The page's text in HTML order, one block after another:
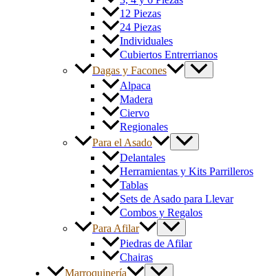
12 Piezas
24 Piezas
Individuales
Cubiertos Entrerrianos
Dagas y Facones
Alpaca
Madera
Ciervo
Regionales
Para el Asado
Delantales
Herramientas y Kits Parrilleros
Tablas
Sets de Asado para Llevar
Combos y Regalos
Para Afilar
Piedras de Afilar
Chairas
Marroquinería